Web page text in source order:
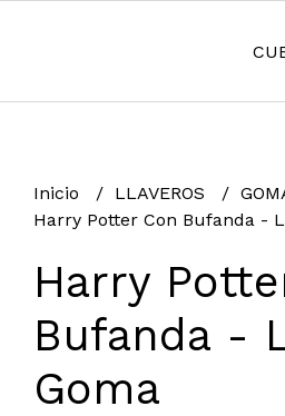
Inicio LLAVEROS
Harry Potter Con Bufanda -
Harry
Bufanda -
Goma